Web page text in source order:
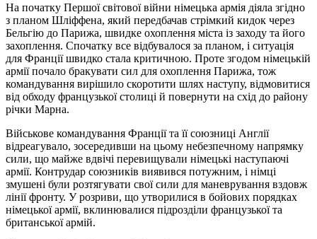
На початку Першої світової війни німецька армія діяла згідно
з планом Шліффена, який передбачав стрімкий кидок через
Бельгію до Парижа, швидке охоплення міста із заходу та його
захоплення. Спочатку все відбувалося за планом, і ситуація
для Франції швидко стала критичною. Проте згодом німецькій
армії почало бракувати сил для охоплення Парижа, тож
командування вирішило скоротити шлях наступу, відмовитися
від обходу французької столиці й повернути на схід до району
річки Марна.
Військове командування Франції та її союзниці Англії
відреагувало, зосередивши на цьому небезпечному напрямку
сили, що майже вдвічі перевищували німецькі наступаючі
армії. Контрудар союзників виявився потужним, і німці
змушені були розтягувати свої сили для маневрування вздовж
лінії фронту. У розриви, що утворилися в бойових порядках
німецької армії, вклинювалися підрозділи французької та
британської армій.